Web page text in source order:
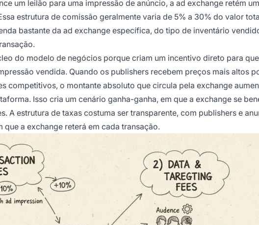
um leilão para uma impressão de anúncio, a ad exchange retém
estrutura de comissão geralmente varia de 5% a 30% do valor
bastante da ad exchange específica, do tipo de inventário
do modelo de negócios porque criam um incentivo direto para
vendida. Quando os publishers recebem preços mais altos
competitivos, o montante absoluto que circula pela exchange
Isso cria um cenário ganha-ganha, em que a exchange se
A estrutura de taxas costuma ser transparente, com publishers e
a exchange reterá em cada transação.